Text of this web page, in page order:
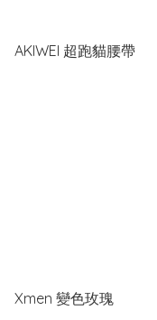
AKIWEI 超跑貓腰帶
Xmen 變色玫瑰